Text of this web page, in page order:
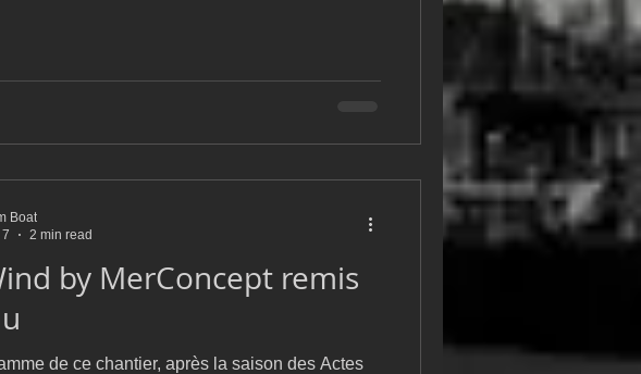
by MerConcept remis
de ce chantier, après la saison des Actes
Boat
2 min read